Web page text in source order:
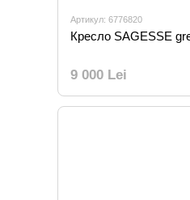
Артикул: 6776820
Кресло SAGESSE
9 000 Lei